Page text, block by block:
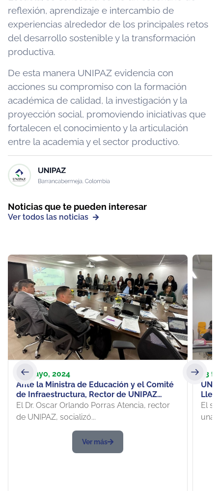
reflexión, aprendizaje e intercambio de
experiencias alrededor de los principales retos
del desarrollo sostenible y la transformación
productiva.
De esta manera UNIPAZ evidencia con
acciones su compromiso con la formación
académica de calidad, la investigación y la
proyección social, promoviendo iniciativas que
fortalecen el conocimiento y la articulación
entre la academia y el sector productivo.
Noticias que te pueden interesar
Ver todos las noticias
23 mayo, 2024
Ante la Ministra de Educación y el Comité
de Infraestructura, Rector de UNIPAZ
socializó proyecto de Construcción de la
Sede Urbana
El Dr. Oscar Orlando Porras Atencia, rector
de UNIPAZ, socializó...
Ver más
13
El
una...